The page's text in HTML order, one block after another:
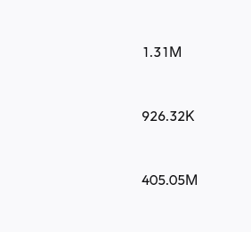
1.31M
926.32K
405.05M